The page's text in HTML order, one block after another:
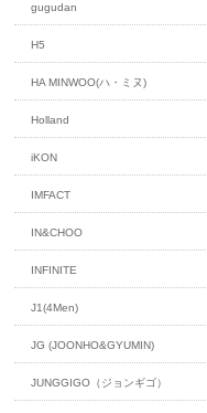
gugudan
H5
HA MINWOO(ハ・ミヌ)
Holland
iKON
IMFACT
IN&CHOO
INFINITE
J1(4Men)
JG (JOONHO&GYUMIN)
JUNGGIGO（ジョンギゴ）